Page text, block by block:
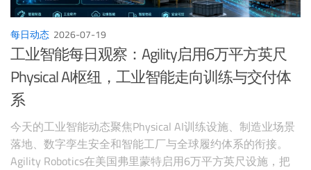
每日动态 2026-07-19
工业智能每日观察：Agility启用6万平方英尺
Physical AI枢纽，工业智能走向训练与交付体
系
今天的工业智能动态聚焦Physical AI训练设施、制造业场景
落地、数字孪生安全和智能工厂与全球履约体系的衔接。
Agility Robotics在美国弗里蒙特启用6万平方英尺设施，把